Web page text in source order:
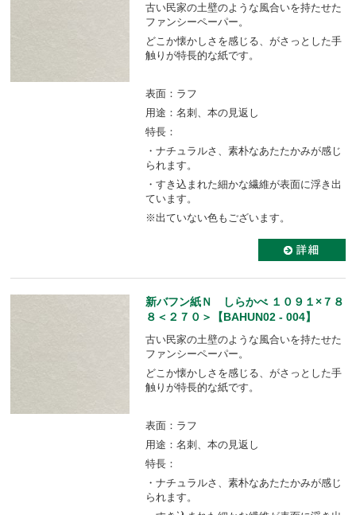
古い民家の土壁のような風合いを持たせた
ファンシーペーパー。
どこか懐かしさを感じる、がさっとした手
触りが特長的な紙です。
表面：ラフ
用途：名刺、本の見返し
特長：
・ナチュラルさ、素朴なあたたかみが感じ
られます。
・すき込まれた細かな繊維が表面に浮き出
ています。
※出ていない色もございます。
新バフン紙Ｎ しらかべ １０９１×７８
８＜２７０＞【BAHUN02 - 004】
古い民家の土壁のような風合いを持たせた
ファンシーペーパー。
どこか懐かしさを感じる、がさっとした手
触りが特長的な紙です。
表面：ラフ
用途：名刺、本の見返し
特長：
・ナチュラルさ、素朴なあたたかみが感じ
られます。